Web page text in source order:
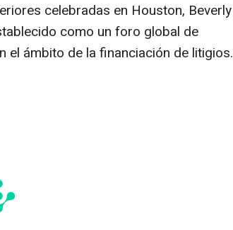
celebradas en Houston, Beverly
como un foro global de
ámbito de la financiación de litigios.